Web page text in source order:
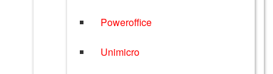
Poweroffice
Unimicro